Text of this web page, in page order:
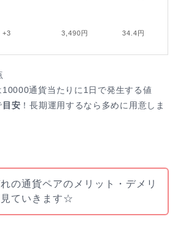
+3 3,490円 34.4円
通貨当たりに1日で発生する値
目安 ！長期運用するなら多めに用意しま
の通貨ペアのメリット・デメリ
見ていきます☆